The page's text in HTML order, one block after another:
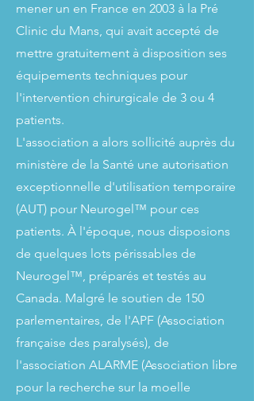
mener un en France en 2003 à la Pré
Clinic du Mans, qui avait accepté de
mettre gratuitement à disposition ses
équipements techniques pour
l'intervention chirurgicale de 3 ou 4
patients.
L'association a alors sollicité auprès du
ministère de la Santé une autorisation
exceptionnelle d'utilisation temporaire
(AUT) pour Neurogel™ pour ces
patients. À l'époque, nous disposions
de quelques lots périssables de
Neurogel™, préparés et testés au
Canada. Malgré le soutien de 150
parlementaires, de l'APF (Association
française des paralysés), de
l'association ALARME (Association libre
pour la recherche sur la moelle